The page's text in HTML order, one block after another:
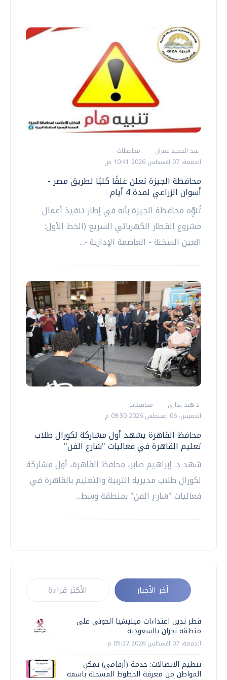
عبد الحميد عمران
محافظات
الجمعة، 07 اغسطس 2026 10:41 ص
محافظة الجيزة تعلن غلقًا كليًا لطريق مصر -
أسوان الزراعي لمدة 4 أيام
تُنوِّه محافظة الجيزة بأنه في إطار تنفيذ أعمال
مشروع القطار الكهربائي السريع (الخط الأول:
العين السخنة - العاصمة الإدارية -...
د.هند بدارى
محافظات
الخميس، 06 اغسطس 2026 09:30 م
محافظ القاهرة يشهد أول مشاركة لكورال طلاب
تعليم القاهرة في فعاليات "شارع الفن"
شهد د. إبراهيم صابر، محافظ القاهرة، أول مشاركة
لكورال طلاب مديرية التربية والتعليم بالقاهرة في
فعاليات "شارع الفن" بمنطقة وسط...
أخر الأخبار الأكثر قراءة
قطر تدين اعتداءات ميليشيا الحوثي على
منطقة نجران بالسعودية
الجمعة، 07 اغسطس 2026 05:27 م
تنظيم الاتصالات: خدمة (أرقامي) تمكن
المواطن من معرفة الخطوط المسجلة باسمه